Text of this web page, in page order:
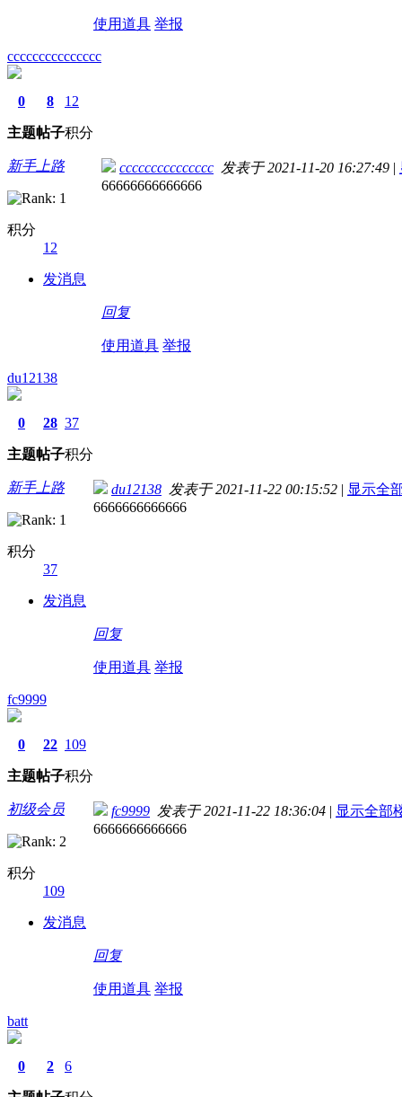
使用道具 举报
ccccccccccccccc
0
主题
8
帖子
12
积分
新手上路
积分
12
发消息
ccccccccccccccc 发表于 2021-11-20 16:27:49 |
66666666666666
回复
使用道具 举报
du12138
0
主题
28
帖子
37
积分
新手上路
积分
37
发消息
du12138 发表于 2021-11-22 00:15:52 | 显示全
6666666666666
回复
使用道具 举报
fc9999
0
主题
22
帖子
109
积分
初级会员
积分
109
发消息
fc9999 发表于 2021-11-22 18:36:04 | 显示全部
6666666666666
回复
使用道具 举报
batt
0 2 6